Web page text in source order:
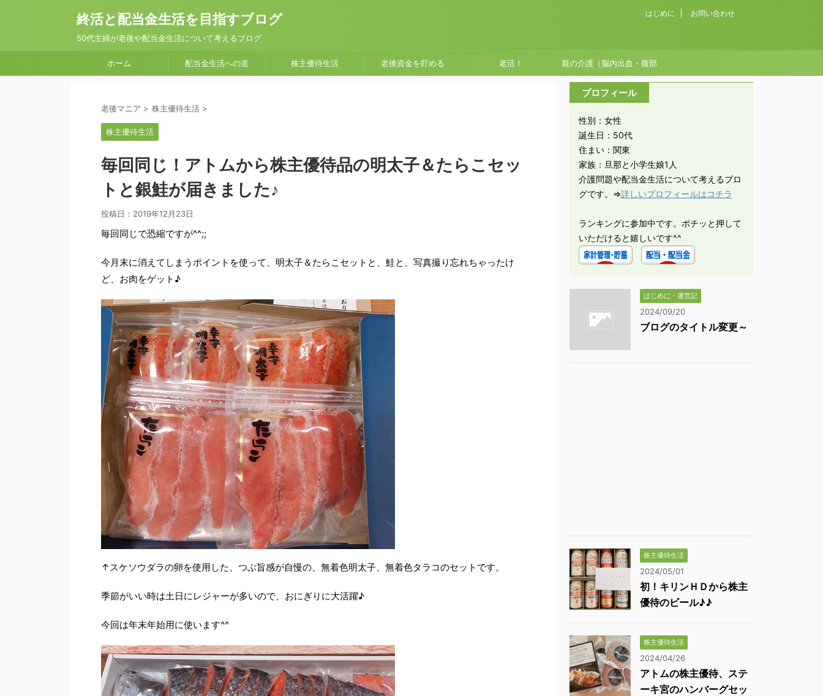
終活と配当金生活を目指すブログ
50代主婦が老後や配当金生活について考えるブログ
はじめに お問い合わせ
ホーム 配当金生活への道 株主優待生活 老後資金を貯める 老活！ 親の介護（脳内出血・腹部
大動脈瘤破裂）
老後マニア > 株主優待生活 >
株主優待生活
毎回同じ！アトムから株主優待品の明太子＆たらこセッ
トと銀鮭が届きました♪
投稿日： 2019年12月23日
毎回同じで恐縮ですが^^;;
今月末に消えてしまうポイントを使って、明太子＆たらこセットと、鮭と、写真撮り忘れちゃったけ
ど、お肉をゲット♪
↑スケソウダラの卵を使用した、つぶ旨感が自慢の、無着色明太子、無着色タラコのセットです。
季節がいい時は土日にレジャーが多いので、おにぎりに大活躍♪
今回は年末年始用に使います^^
プロフィール
性別：女性
誕生日：50代
住まい：関東
家族：旦那と小学生娘1人
介護問題や配当金生活について考えるブロ
グです。⇒詳しいプロフィールはコチラ
ランキングに参加中です。ポチッと押して
いただけると嬉しいです^^
はじめに・運営記
2024/09/20
ブログのタイトル変更～
株主優待生活
2024/05/01
初！キリンＨＤから株主
優待のビール♪♪
株主優待生活
2024/04/26
アトムの株主優待、ステ
ーキ宮のハンバーグセッ